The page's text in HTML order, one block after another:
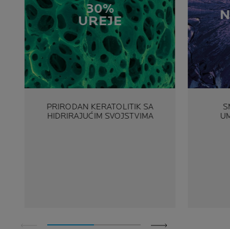
30%
UREJE
PRIRODAN KERATOLITIK SA
HIDRIRAJUĆIM SVOJSTVIMA